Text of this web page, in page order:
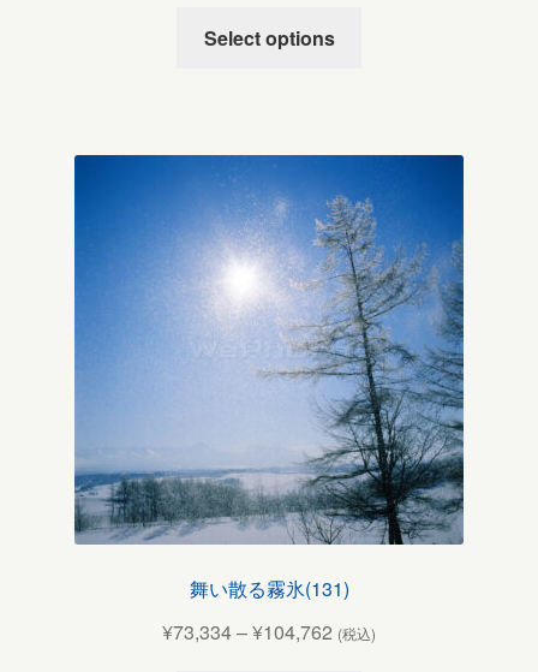
Select options
舞い散る霧氷(131)
¥73,334–¥104,762 (税込)